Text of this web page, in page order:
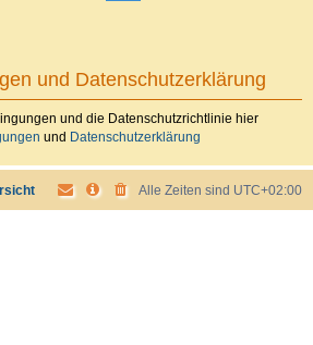
und Datenschutzerklärung
und die Datenschutzrichtlinie hier
und Datenschutzerklärung
Alle Zeiten sind UTC+02:00